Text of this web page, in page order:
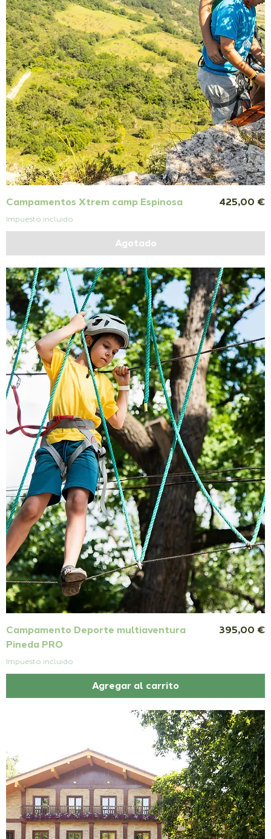
Campamentos Xtrem camp Espinosa Precio
425,00 €
Impuesto incluido
Agotado
Campamento Deporte multiaventura
Pineda PRO
Precio
395,00 €
Impuesto incluido
Agregar al carrito